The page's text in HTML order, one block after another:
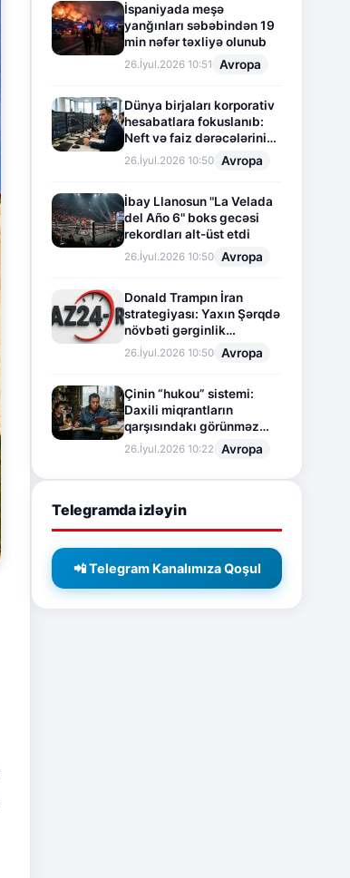
İspaniyada meşə
yanğınları səbəbindən 19
min nəfər təxliyə olunub
26.İyul.2026 10:51 Avropa
Dünya birjaları korporativ
hesabatlara fokuslanıb:
Neft və faiz dərəcələrinin
təsiri altında cari vəziyyət
26.İyul.2026 10:50 Avropa
İbay Llanosun "La Velada
del Año 6" boks gecəsi
rekordları alt-üst etdi
26.İyul.2026 10:50 Avropa
Donald Trampın İran
strategiyası: Yaxın Şərqdə
növbəti gərginlik
mərhələsi
26.İyul.2026 10:50 Avropa
Çinin “hukou” sistemi:
Daxili miqrantların
qarşısındakı görünməz
sədd
26.İyul.2026 10:22 Avropa
Telegramda izləyin
📲 Telegram Kanalımıza Qoşul